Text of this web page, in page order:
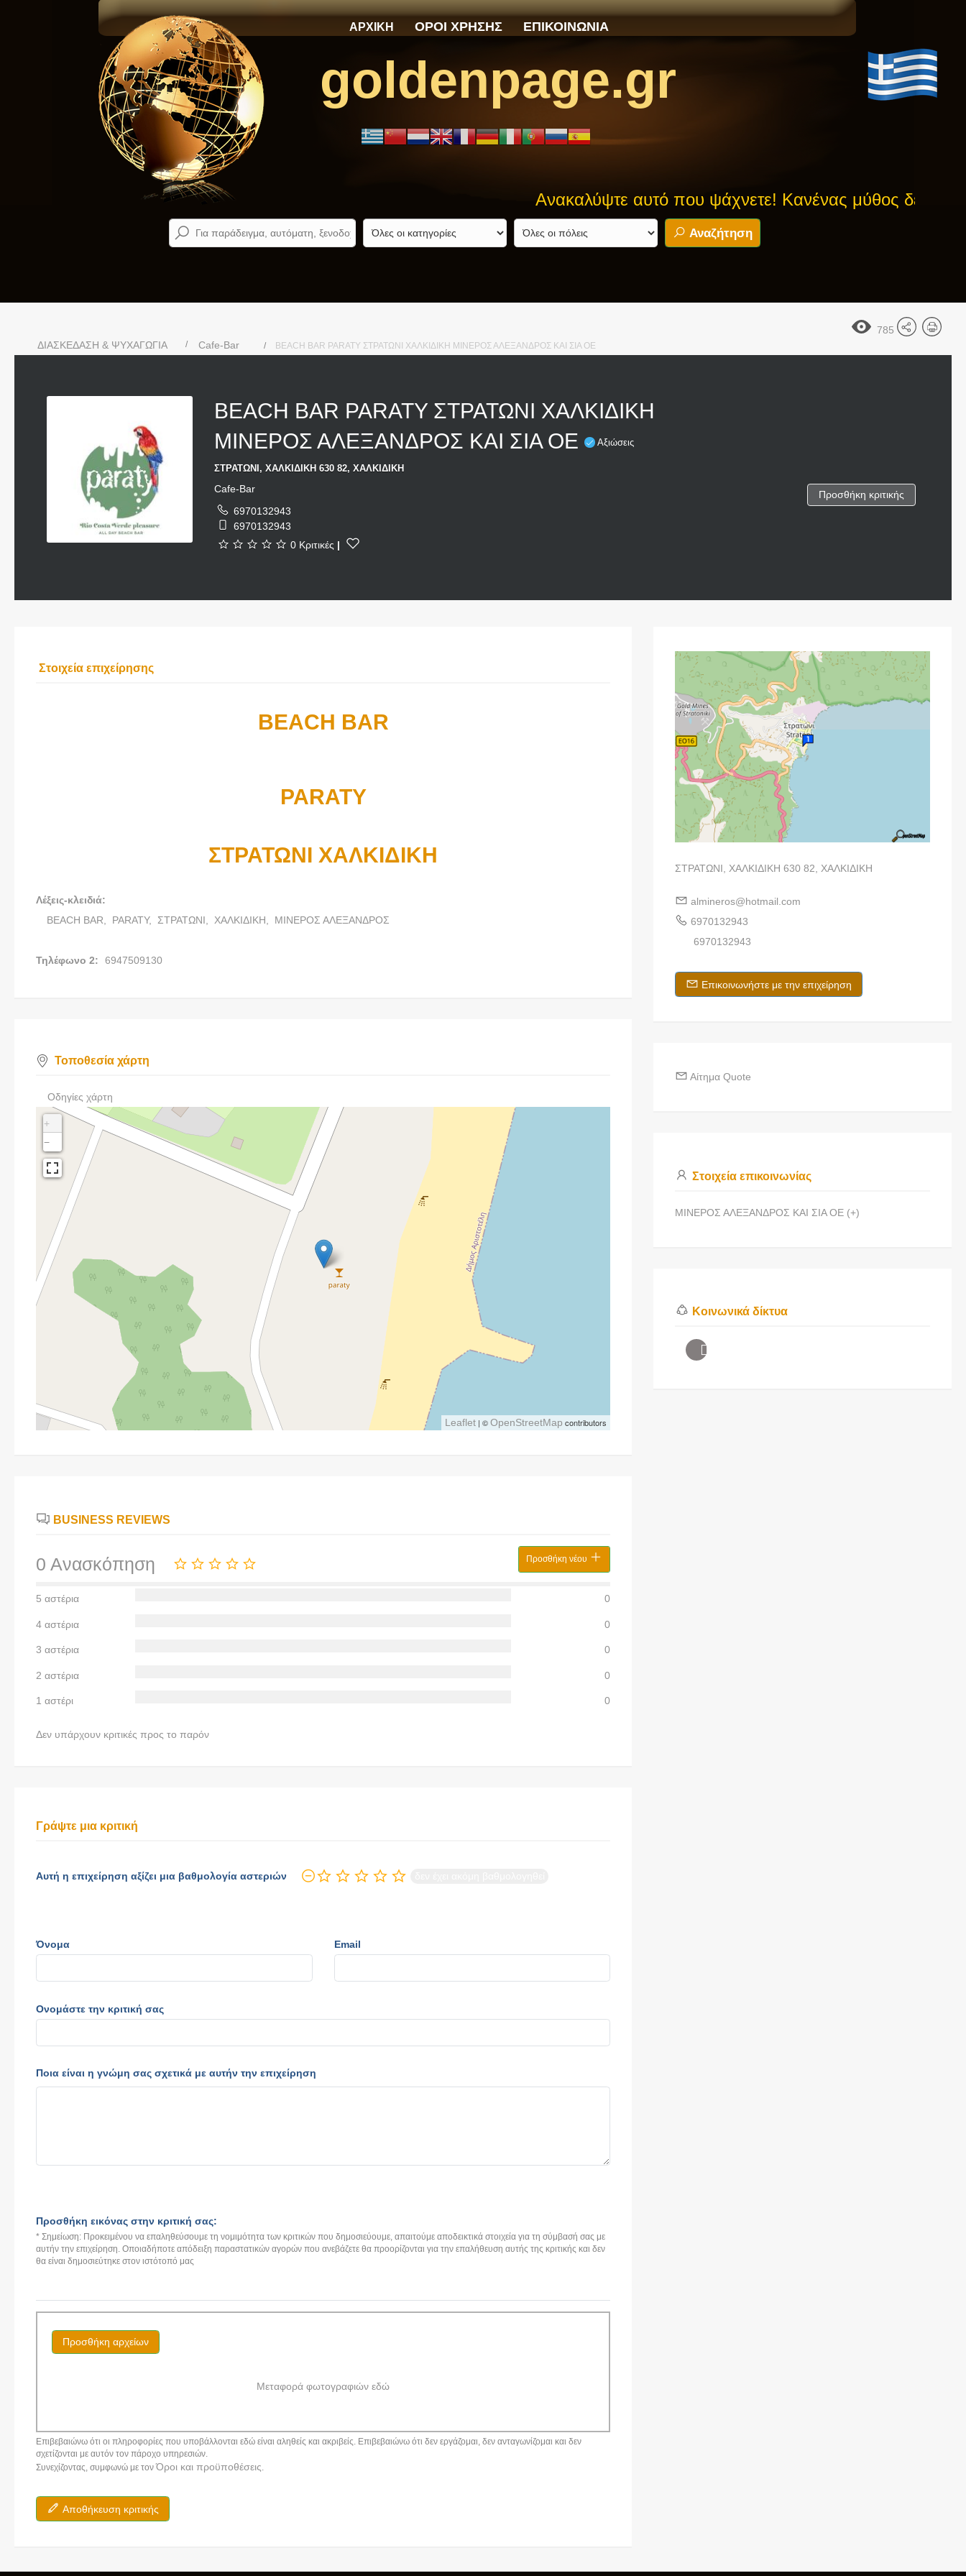
ΑΡΧΙΚΗ ΟΡΟΙ ΧΡΗΣΗΣ ΕΠΙΚΟΙΝΩΝΙΑ
goldenpage.gr
Ανακαλύψτε αυτό που ψάχνετε! Κανένας μύθος δεν είναι
Αναζήτηση
785
ΔΙΑΣΚΕΔΑΣΗ & ΨΥΧΑΓΩΓΙΑ
Cafe-Bar BEACH BAR PARATY ΣΤΡΑΤΩΝΙ ΧΑΛΚΙΔΙΚΗ ΜΙΝΕΡΟΣ ΑΛΕΞΑΝΔΡΟΣ ΚΑΙ ΣΙΑ ΟΕ
BEACH BAR PARATY ΣΤΡΑΤΩΝΙ ΧΑΛΚΙΔΙΚΗ
ΜΙΝΕΡΟΣ ΑΛΕΞΑΝΔΡΟΣ ΚΑΙ ΣΙΑ ΟΕ
Αξιώσεις
ΣΤΡΑΤΩΝΙ, ΧΑΛΚΙΔΙΚΗ 630 82, ΧΑΛΚΙΔΙΚΗ
Cafe-Bar
6970132943
6970132943
0 Κριτικές |
Προσθήκη κριτικής
Στοιχεία επιχείρησης
BEACH BAR
PARATY
ΣΤΡΑΤΩΝΙ ΧΑΛΚΙΔΙΚΗ
Λέξεις-κλειδιά:
BEACH BAR,
PARATY, ΣΤΡΑΤΩΝΙ, ΧΑΛΚΙΔΙΚΗ, ΜΙΝΕΡΟΣ ΑΛΕΞΑΝΔΡΟΣ
Τηλέφωνο 2: 6947509130
Τοποθεσία χάρτη
Οδηγίες χάρτη
+
−
Leaflet | ©OpenStreetMap contributors
BUSINESS REVIEWS
0 Ανασκόπηση Προσθήκη νέου
5 αστέρια 0
4 αστέρια 0
3 αστέρια 0
2 αστέρια 0
1 αστέρι 0
Δεν υπάρχουν κριτικές προς το παρόν
Γράψτε μια κριτική
Αυτή η επιχείρηση αξίζει μια βαθμολογία αστεριών
Όνομα Email
Ονομάστε την κριτική σας
Ποια είναι η γνώμη σας σχετικά με αυτήν την επιχείρηση
Προσθήκη εικόνας στην κριτική σας:
* Σημείωση: Προκειμένου να επαληθεύσουμε τη νομιμότητα των κριτικών που δημοσιεύουμε, απαιτούμε αποδεικτικά στοιχεία για τη σύμβασή σας με
αυτήν την επιχείρηση. Οποιαδήποτε απόδειξη παραστατικών αγορών που ανεβάζετε θα προορίζονται για την επαλήθευση αυτής της κριτικής και δεν
θα είναι δημοσιεύτηκε στον ιστότοπό μας
Προσθήκη αρχείων
Μεταφορά φωτογραφιών εδώ
Επιβεβαιώνω ότι οι πληροφορίες που υποβάλλονται εδώ είναι αληθείς και ακριβείς. Επιβεβαιώνω ότι δεν εργάζομαι, δεν ανταγωνίζομαι και δεν
σχετίζονται με αυτόν τον πάροχο υπηρεσιών.
Συνεχίζοντας, συμφωνώ με τονΌροι και προϋποθέσεις.
Αποθήκευση κριτικής
ΣΤΡΑΤΩΝΙ, ΧΑΛΚΙΔΙΚΗ 630 82, ΧΑΛΚΙΔΙΚΗ
almineros@hotmail.com
6970132943
6970132943
Επικοινωνήστε με την επιχείρηση
Αίτημα Quote
Στοιχεία επικοινωνίας
ΜΙΝΕΡΟΣ ΑΛΕΞΑΝΔΡΟΣ ΚΑΙ ΣΙΑ ΟΕ (+)
Κοινωνικά δίκτυα